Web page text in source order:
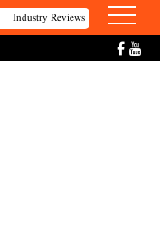
Industry Reviews